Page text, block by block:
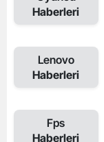
Haberleri
Lenovo
Haberleri
Fps
Haberleri